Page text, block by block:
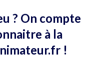
? On compte
à la
!